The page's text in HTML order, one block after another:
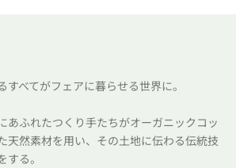
すべてがフェアに暮らせる世界に。
あふれたつくり手たちがオーガニックコッ
天然素材を用い、その土地に伝わる伝統技
る。